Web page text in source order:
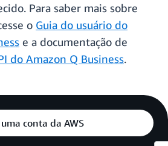
Para saber mais sobre
o Guia do usuário do
e a documentação de
do Amazon Q Business.
conta da AWS